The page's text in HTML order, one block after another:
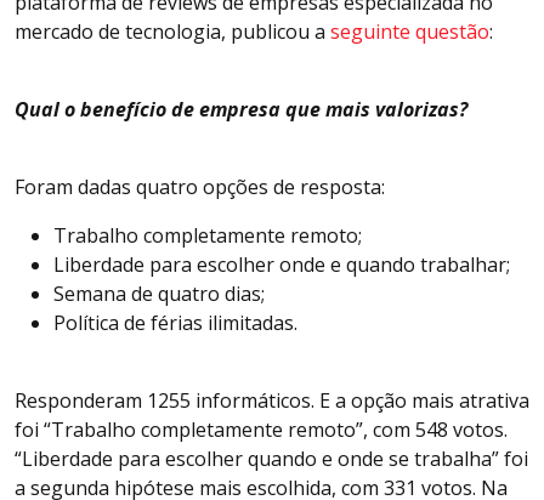
mercado de tecnologia, publicou a seguinte questão:
Qual o benefício de empresa que mais valorizas?
Foram dadas quatro opções de resposta:
Trabalho completamente remoto;
Liberdade para escolher onde e quando trabalhar;
Semana de quatro dias;
Política de férias ilimitadas.
Responderam 1255 informáticos. E a opção mais atrativa
foi “Trabalho completamente remoto”, com 548 votos.
“Liberdade para escolher quando e onde se trabalha” foi
a segunda hipótese mais escolhida, com 331 votos. Na